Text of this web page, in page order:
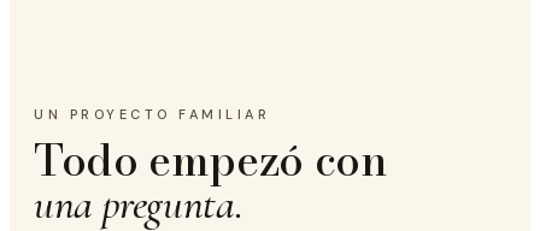
UN PROYECTO FAMILIAR
Todo empezó con
una pregunta.